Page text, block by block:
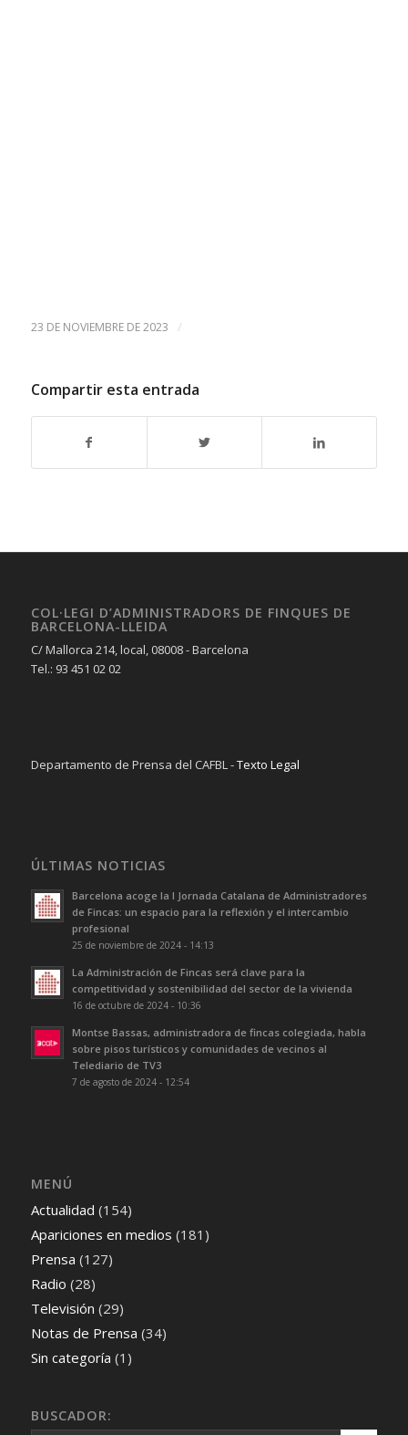
23 DE NOVIEMBRE DE 2023 /
Compartir esta entrada
COL·LEGI D’ADMINISTRADORS DE FINQUES DE
BARCELONA-LLEIDA
C/ Mallorca 214, local, 08008 - Barcelona
Tel.: 93 451 02 02
Departamento de Prensa del CAFBL -Texto Legal
ÚLTIMAS NOTICIAS
Barcelona acoge la I Jornada Catalana de Administradores
de Fincas: un espacio para la reflexión y el intercambio
profesional
25 de noviembre de 2024 - 14:13
La Administración de Fincas será clave para la
competitividad y sostenibilidad del sector de la vivienda
16 de octubre de 2024 - 10:36
Montse Bassas, administradora de fincas colegiada, habla
sobre pisos turísticos y comunidades de vecinos al
Telediario de TV3
7 de agosto de 2024 - 12:54
MENÚ
Actualidad (154)
Apariciones en medios (181)
Prensa (127)
Radio (28)
Televisión (29)
Notas de Prensa (34)
Sin categoría (1)
BUSCADOR: